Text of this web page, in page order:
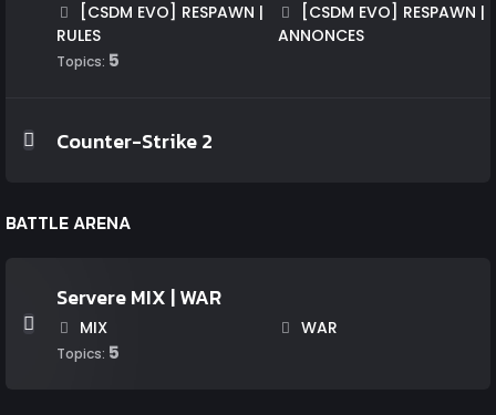
[CSDM EVO] RESPAWN |
RULES
[CSDM EVO] RESPAWN |
ANNONCES
Topics: 5
Counter-Strike 2
BATTLE ARENA
Servere MIX | WAR
MIX WAR
Topics: 5